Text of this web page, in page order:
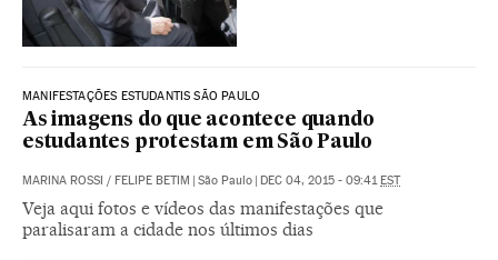
MANIFESTAÇÕES ESTUDANTIS SÃO PAULO
As imagens do que acontece quando
estudantes protestam em São Paulo
MARINA ROSSI / FELIPE BETIM São Paulo DEC 04, 2015 - 09:41 EST
Veja aqui fotos e vídeos das manifestações que
paralisaram a cidade nos últimos dias